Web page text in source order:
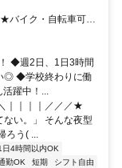
★バイク・自転車可★
◆週2日、1日3時間
◎ ◆学校終わりに働
活躍中！...
｜｜｜｜／／／★
ない。」 そんな夜型
ろう( ...
日4時間以内OK
勤OK 短期
シフト自由